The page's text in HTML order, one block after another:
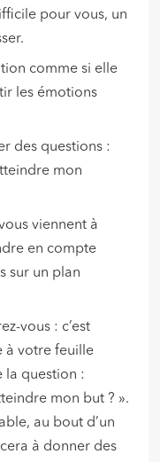
pour vous, un
comme si elle
les émotions
des questions :
mon
viennent à
en compte
sur un plan
vous : c’est
à votre feuille
la question :
mon but ? ».
au bout d’un
à donner des